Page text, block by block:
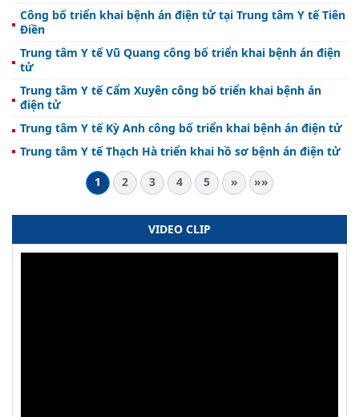
Công bố triển khai bệnh án điện tử tại Trung tâm Y tế Tiên
Điền
Trung tâm Y tế Vũ Quang công bố triển khai bệnh án điện
tử
Trung tâm Y tế Cẩm Xuyên công bố triển khai bệnh án
điện tử
Trung tâm Y tế Kỳ Anh công bố triển khai bệnh án điện tử
Trung tâm Y tế Thạch Hà triển khai hồ sơ bệnh án điện tử
1
2 3 4 5 » »»
VIDEO CLIP